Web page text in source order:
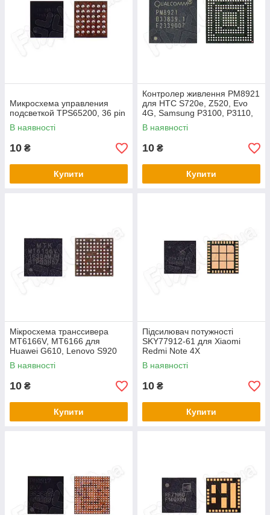
Микросхема управления
подсветкой TPS65200, 36 pin
В наявності
10 ₴
Купити
Контролер живлення PM8921
для HTC S720e, Z520, Evo
4G, Samsung P3100, P3110,
P5100, P5110, Sony LT25i,
Nokia
В наявності
10 ₴
Купити
Мікросхема транссивера
MT6166V, MT6166 для
Huawei G610, Lenovo S920
В наявності
10 ₴
Купити
Підсилювач потужності
SKY77912-61 для Xiaomi
Redmi Note 4X
В наявності
10 ₴
Купити